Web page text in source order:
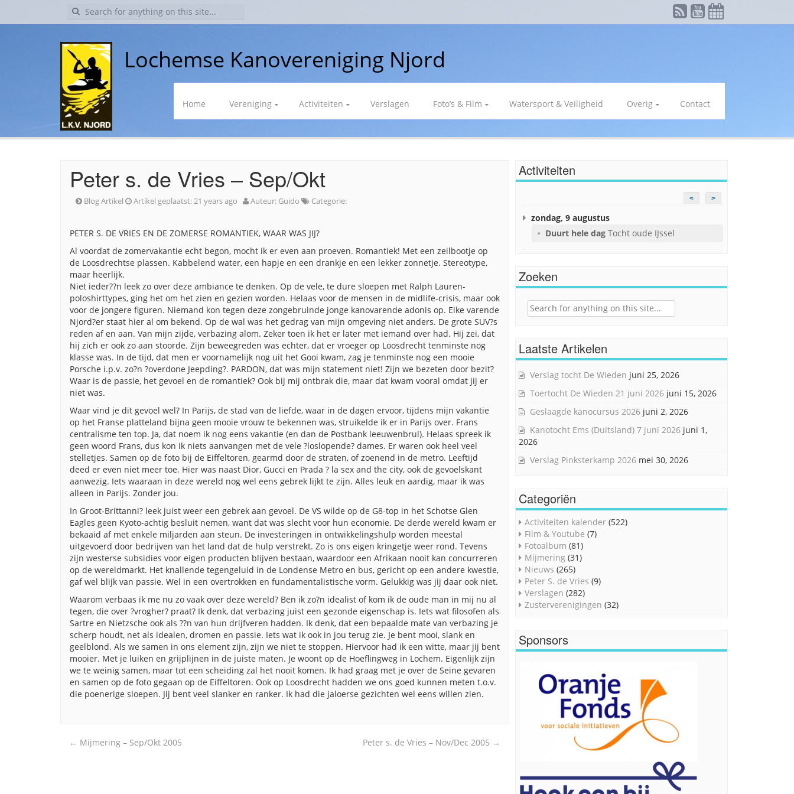
Search
Lochemse Kanovereniging Njord
Skip
Home Vereniging Activiteiten Verslagen Foto’s & Film Watersport & Veiligheid Overig Contact
Peter s. de Vries – Sep/Okt
Blog Artikel Artikel geplaatst:21 years ago Auteur: Guido Categorie:
PETER S. DE VRIES EN DE ZOMERSE ROMANTIEK, WAAR WAS JIJ?
Al voordat de zomervakantie echt begon, mocht ik er even aan proeven. Romantiek! Met een zeilbootje op
de Loosdrechtse plassen. Kabbelend water, een hapje en een drankje en een lekker zonnetje. Stereotype,
maar heerlijk.
Niet ieder??n leek zo over deze ambiance te denken. Op de vele, te dure sloepen met Ralph Lauren-
poloshirttypes, ging het om het zien en gezien worden. Helaas voor de mensen in de midlife-crisis, maar ook
voor de jongere figuren. Niemand kon tegen deze zongebruinde jonge kanovarende adonis op. Elke varende
Njord?er staat hier al om bekend. Op de wal was het gedrag van mijn omgeving niet anders. De grote SUV?s
reden af en aan. Van mijn zijde, verbazing alom. Zeker toen ik het er later met iemand over had. Hij zei, dat
hij zich er ook zo aan stoorde. Zijn beweegreden was echter, dat er vroeger op Loosdrecht tenminste nog
klasse was. In de tijd, dat men er voornamelijk nog uit het Gooi kwam, zag je tenminste nog een mooie
Porsche i.p.v. zo?n ?overdone Jeepding?. PARDON, dat was mijn statement niet! Zijn we bezeten door bezit?
Waar is de passie, het gevoel en de romantiek? Ook bij mij ontbrak die, maar dat kwam vooral omdat jij er
niet was.
Waar vind je dit gevoel wel? In Parijs, de stad van de liefde, waar in de dagen ervoor, tijdens mijn vakantie
op het Franse platteland bijna geen mooie vrouw te bekennen was, struikelde ik er in Parijs over. Frans
centralisme ten top. Ja, dat noem ik nog eens vakantie (en dan de Postbank leeuwenbrul). Helaas spreek ik
geen woord Frans, dus kon ik niets aanvangen met de vele ?loslopende? dames. Er waren ook heel veel
stelletjes. Samen op de foto bij de Eiffeltoren, gearmd door de straten, of zoenend in de metro. Leeftijd
deed er even niet meer toe. Hier was naast Dior, Gucci en Prada ? la sex and the city, ook de gevoelskant
aanwezig. Iets waaraan in deze wereld nog wel eens gebrek lijkt te zijn. Alles leuk en aardig, maar ik was
alleen in Parijs. Zonder jou.
In Groot-Brittanni? leek juist weer een gebrek aan gevoel. De VS wilde op de G8-top in het Schotse Glen
Eagles geen Kyoto-achtig besluit nemen, want dat was slecht voor hun economie. De derde wereld kwam er
bekaaid af met enkele miljarden aan steun. De investeringen in ontwikkelingshulp worden meestal
uitgevoerd door bedrijven van het land dat de hulp verstrekt. Zo is ons eigen kringetje weer rond. Tevens
zijn westerse subsidies voor eigen producten blijven bestaan, waardoor een Afrikaan nooit kan concurreren
op de wereldmarkt. Het knallende tegengeluid in de Londense Metro en bus, gericht op een andere kwestie,
gaf wel blijk van passie. Wel in een overtrokken en fundamentalistische vorm. Gelukkig was jij daar ook niet.
Waarom verbaas ik me nu zo vaak over deze wereld? Ben ik zo?n idealist of kom ik de oude man in mij nu al
tegen, die over ?vrogher? praat? Ik denk, dat verbazing juist een gezonde eigenschap is. Iets wat filosofen als
Sartre en Nietzsche ook als ??n van hun drijfveren hadden. Ik denk, dat een bepaalde mate van verbazing je
scherp houdt, net als idealen, dromen en passie. Iets wat ik ook in jou terug zie. Je bent mooi, slank en
geelblond. Als we samen in ons element zijn, zijn we niet te stoppen. Hiervoor had ik een witte, maar jij bent
mooier. Met je luiken en grijplijnen in de juiste maten. Je woont op de Hoeflingweg in Lochem. Eigenlijk zijn
we te weinig samen, maar tot een scheiding zal het nooit komen. Ik had graag met je over de Seine gevaren
en samen op de foto gegaan op de Eiffeltoren. Ook op Loosdrecht hadden we ons goed kunnen meten t.o.v.
die poenerige sloepen. Jij bent veel slanker en ranker. Ik had die jaloerse gezichten wel eens willen zien.
Post
← Mijmering – Sep/Okt 2005 Peter s. de Vries – Nov/Dec 2005 →
Activiteiten
< >
zondag, 9 augustus
Duurt hele dag Tocht oude IJssel
Zoeken
Search
Laatste Artikelen
Verslag tocht De Wieden juni 25, 2026
Toertocht De Wieden 21 juni 2026 juni 15, 2026
Geslaagde kanocursus 2026 juni 2, 2026
Kanotocht Ems (Duitsland) 7 juni 2026 juni 1,
2026
Verslag Pinksterkamp 2026 mei 30, 2026
Categoriën
Activiteiten kalender (522)
Film & Youtube (7)
Fotoalbum (81)
Mijmering (31)
Nieuws (265)
Peter S. de Vries (9)
Verslagen (282)
Zusterverenigingen (32)
Sponsors